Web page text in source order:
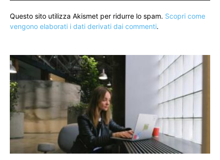
Questo sito utilizza Akismet per ridurre lo spam. Scopri come
vengono elaborati i dati derivati dai commenti.